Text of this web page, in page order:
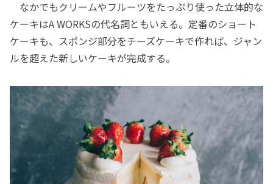
なかでもクリームやフルーツをたっぷり使った立体的な
ケーキはA WORKSの代名詞ともいえる。定番のショート
ケーキも、スポンジ部分をチーズケーキで作れば、ジャン
ルを超えた新しいケーキが完成する。